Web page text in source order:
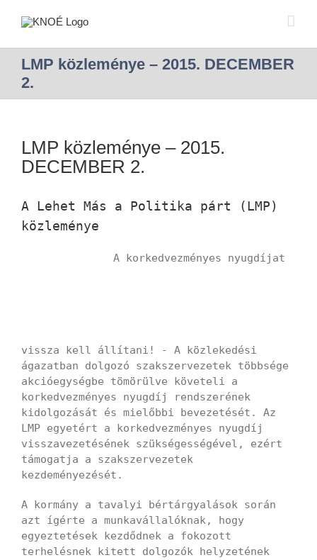
LMP közleménye – 2015. DECEMBER
2.
LMP közleménye – 2015.
DECEMBER 2.
A Lehet Más a Politika párt (LMP)
közleménye
A korkedvezményes nyugdíjat
vissza kell állítani! - A közlekedési
ágazatban dolgozó szakszervezetek többsége
akcióegységbe tömörülve követeli a
korkedvezményes nyugdíj rendszerének
kidolgozását és mielőbbi bevezetését. Az
LMP egyetért a korkedvezményes nyugdíj
visszavezetésének szükségességével, ezért
támogatja a szakszervezetek
kezdeményezését.
A kormány a tavalyi bértárgyalások során
azt ígérte a munkavállalóknak, hogy
egyeztetések kezdődnek a fokozott
terhelésnek kitett dolgozók helyzetének